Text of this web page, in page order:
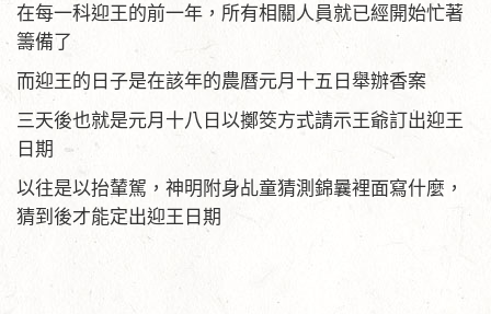
在每一科迎王的前一年，所有相關人員就已經開始忙著
籌備了
而迎王的日子是在該年的農曆元月十五日舉辦香案
三天後也就是元月十八日以擲筊方式請示王爺訂出迎王
日期
以往是以抬輦駕，神明附身乩童猜測錦曩裡面寫什麼，
猜到後才能定出迎王日期